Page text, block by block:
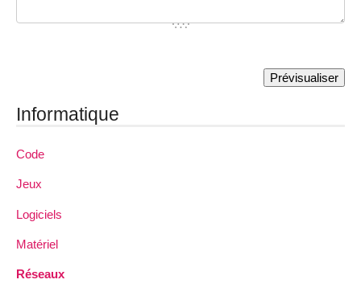
Informatique
Code
Jeux
Logiciels
Matériel
Réseaux